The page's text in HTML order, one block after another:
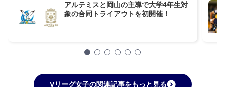
アルテミスと岡山の主導で大学4年生対
象の合同トライアウトを初開催！
Vリーグ女子の関連記事をもっと見る